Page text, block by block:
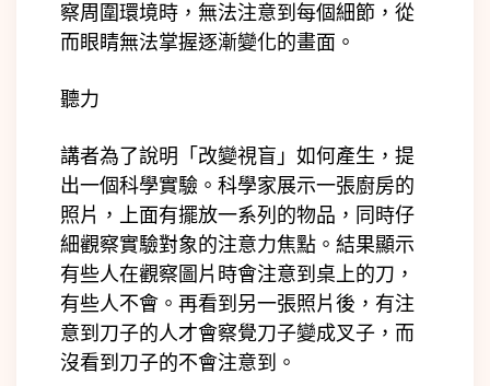
察周圍環境時，無法注意到每個細節，從
而眼睛無法掌握逐漸變化的畫面。
聽力
講者為了說明「改變視盲」如何產生，提
出一個科學實驗。科學家展示一張廚房的
照片，上面有擺放一系列的物品，同時仔
細觀察實驗對象的注意力焦點。結果顯示
有些人在觀察圖片時會注意到桌上的刀，
有些人不會。再看到另一張照片後，有注
意到刀子的人才會察覺刀子變成叉子，而
沒看到刀子的不會注意到。